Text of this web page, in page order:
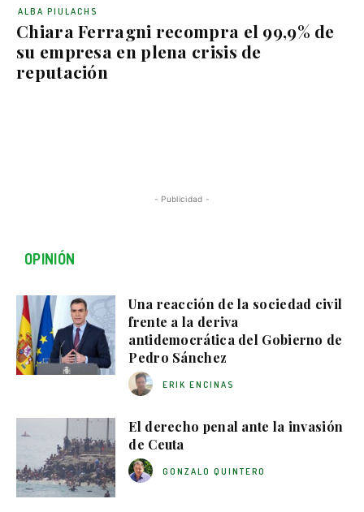
Chiara Ferragni recompra el 99,9% de
su empresa en plena crisis de
reputación
ALBA PIULACHS
- Publicidad -
OPINIÓN
Una reacción de la sociedad civil
frente a la deriva
antidemocrática del Gobierno de
Pedro Sánchez
ERIK ENCINAS
El derecho penal ante la invasión
de Ceuta
GONZALO QUINTERO